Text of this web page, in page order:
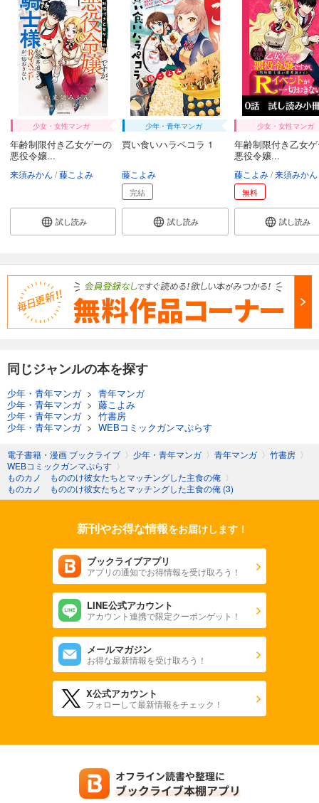
少女・女性マンガ
年齢制限付き乙女ゲーの
悪役令嬢...
来須みかん 藤こよみ
試し読み
少年・青年マンガ
買い食いハラペコラ 1
藤こよみ
完結
試し読み
少女・女性マンガ
年齢制限付き乙女
悪役令嬢...
藤こよみ 来須みかん
無料
試し読み
同じジャンルの本を探す
少年・青年マンガ> 青年マンガ
少年・青年マンガ> 藤こよみ
少年・青年マンガ> 竹書房
少年・青年マンガ> WEBコミックガンマぷらす
電子書籍・漫画 ブックライブ 〉 少年・青年マンガ 〉 青年マンガ 〉 竹書房 〉
WEBコミックガンマぷらす 〉
ものカノ もののけ彼女たちとマッチングした主食の俺 〉
ものカノ もののけ彼女たちとマッチングした主食の俺 (3)
新刊やお得な情報をお届けします！
ブックライブアプリ
アプリの通知でお得情報を受け取ろう！
LINE公式アカウント
アカウント連携で限定クーポンゲット！
メールマガジン
お得な最新情報を受け取ろう！
X公式アカウント
フォローして最新情報をチェック！